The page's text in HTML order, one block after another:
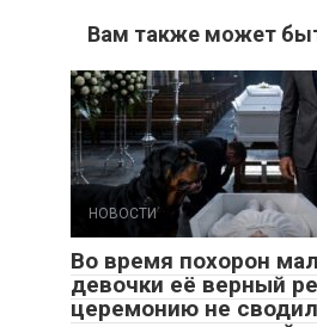
Вам также может
НОВОСТИ
Во время похорон
девочки её верный
церемонию не